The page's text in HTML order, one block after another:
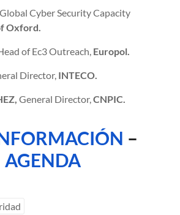
Global Cyber Security Capacity
Oxford.
of Ec3 Outreach, Europol.
Director, INTECO.
General Director,CNPIC.
–
AGENDA